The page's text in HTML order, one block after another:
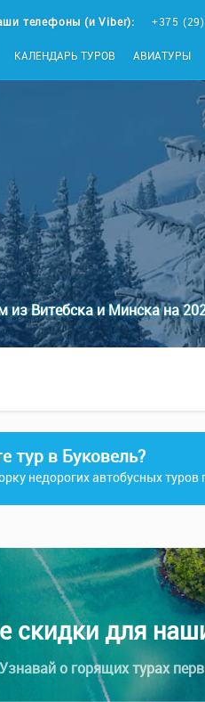
телефоны (и Viber): +375
КАЛЕНДАРЬ ТУРОВ АВИАТУРЫ
Витебска и Минска на
тур в Буковель?
недорогих автобусных
скидки для
Узнавай о горящих турах